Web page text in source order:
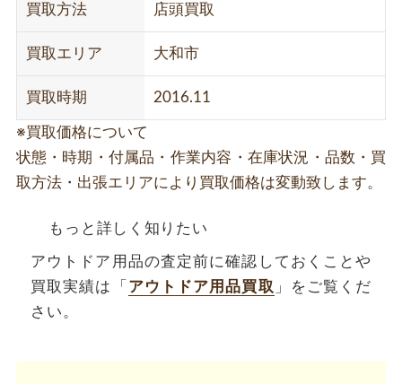
買取方法 店頭買取
買取エリア 大和市
買取時期 2016.11
※買取価格について
状態・時期・付属品・作業内容・在庫状況・品数・買
取方法・出張エリアにより買取価格は変動致します。
もっと詳しく知りたい
アウトドア用品の査定前に確認しておくことや
買取実績は「 アウトドア用品買取 」をご覧くだ
さい。